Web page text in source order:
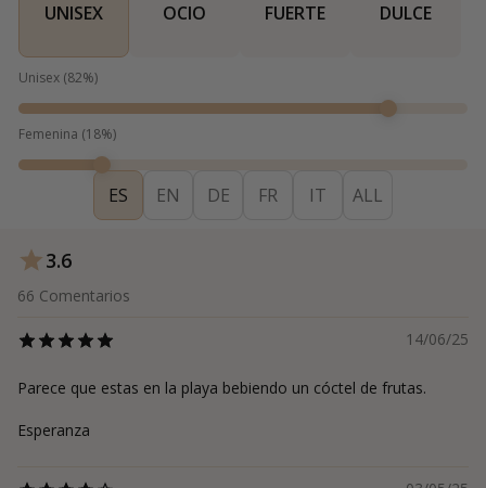
UNISEX OCIO FUERTE DULCE
Unisex (82%)
Femenina (18%)
ES EN DE FR IT ALL
3.6
66 Comentarios
14/06/25
Parece que estas en la playa bebiendo un cóctel de frutas.
Esperanza